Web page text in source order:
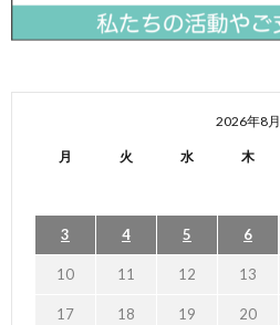
2026年8月
月 火 水 木
3 4 5 6
10 11 12 13
17 18 19 20